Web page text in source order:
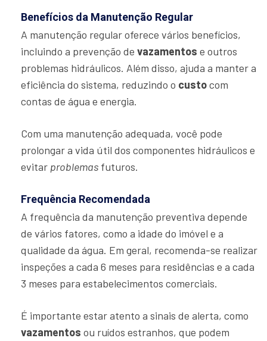
Benefícios da Manutenção Regular
A manutenção regular oferece vários benefícios,
incluindo a prevenção de vazamentos e outros
problemas hidráulicos. Além disso, ajuda a manter a
eficiência do sistema, reduzindo o custocom
contas de água e energia.
Com uma manutenção adequada, você pode
prolongar a vida útil dos componentes hidráulicos e
evitar problemas futuros.
Frequência Recomendada
A frequência da manutenção preventiva depende
de vários fatores, como a idade do imóvel e a
qualidade da água. Em geral, recomenda-se realizar
inspeções a cada 6 meses para residências e a cada
3 meses para estabelecimentos comerciais.
É importante estar atento a sinais de alerta, como
vazamentos ou ruídos estranhos, que podem